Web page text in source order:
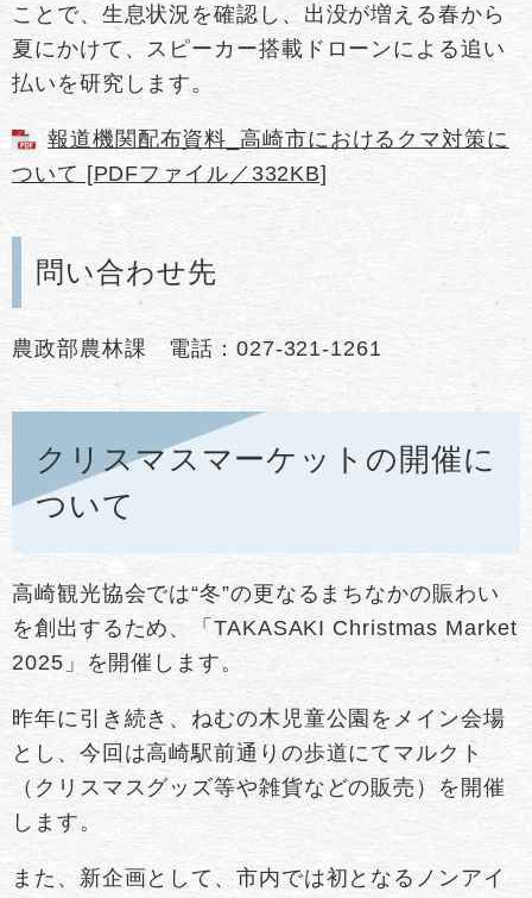
ことで、生息状況を確認し、出没が増える春から
夏にかけて、スピーカー搭載ドローンによる追い
払いを研究します。
報道機関配布資料_高崎市におけるクマ対策に
ついて [PDFファイル／332KB]
問い合わせ先
農政部農林課 電話：027-321-1261
クリスマスマーケットの開催に
ついて
高崎観光協会では“冬”の更なるまちなかの賑わい
を創出するため、「TAKASAKI Christmas Market
2025」を開催します。
昨年に引き続き、ねむの木児童公園をメイン会場
とし、今回は高崎駅前通りの歩道にてマルクト
（クリスマスグッズ等や雑貨などの販売）を開催
します。
また、新企画として、市内では初となるノンアイ